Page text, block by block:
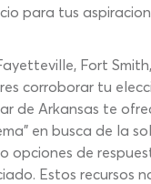
para tus
Fort
corroborar tu
de Arkansas te
en busca de la
opciones de
Estos recursos